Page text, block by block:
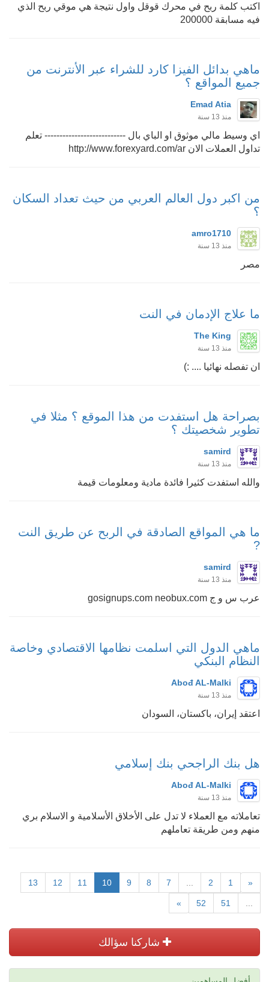
اكتب كلمة ربح في محرك قوقل واول نتيجة هي موقي ربح الذي
فيه مسابقة 200000
ماهي بدائل الفيزا كارد للشراء عبر الأنترنت من
جميع المواقع ؟
Emad Atia
منذ 13 سنة
اي وسيط مالي موثوق او الباي بال --------------------------- تعلم
تداول العملات الان http://www.forexyard.com/ar
من اكبر دول العالم العربي من حيث تعداد السكان
؟
amro1710
منذ 13 سنة
مصر
ما علاج الإدمان في النت ‏
The King
منذ 13 سنة
ان تفصله نهائيا .... :)
بصراحة هل استفدت من هذا الموقع ؟ مثلا في
تطوير شخصيتك ؟
samird
منذ 13 سنة
والله استفدت كثيرا فائدة مادية ومعلومات قيمة
ما هي المواقع الصادقة في الربح عن طريق النت
?
samird
منذ 13 سنة
عرب س و ج gosignups.com neobux.com
ماهي الدول التي اسلمت نظامها الاقتصادي وخاصة
النظام البنكي
Abođ AL-Malki
منذ 13 سنة
اعتقد إيران، باكستان، السودان
هل بنك الراجحي بنك إسلامي
Abođ AL-Malki
منذ 13 سنة
تعاملاته مع العملاء لا تدل على الأخلاق الأسلامية و الاسلام بري
منهم ومن طريقة تعاملهم
«
1
2
...
7
8
9
10
11
12
13
...
51
52
»
شاركنا سؤالك